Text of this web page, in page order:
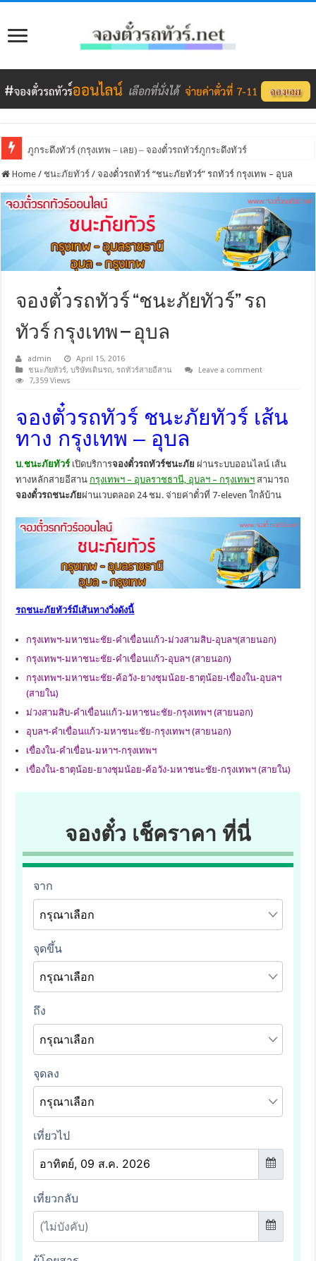
ภูกระดึงทัวร์ (กรุงเทพ – เลย) – จองตั๋วรถทัวร์ภูกระดึงทัวร์
Home / ชนะภัยทัวร์ / จองตั๋วรถทัวร์ “ชนะภัยทัวร์” รถทัวร์ กรุงเทพ – อุบล
จองตั๋วรถทัวร์ “ชนะภัยทัวร์” รถ
ทัวร์ กรุงเทพ – อุบล
admin
April 15, 2016
ชนะภัยทัวร์,บริษัทเดินรถ, รถทัวร์สายอีสาน
Leave a comment
7,359 Views
จองตั๋วรถทัวร์ ชนะภัยทัวร์ เส้น
ทาง กรุงเทพ – อุบล
บ.ชนะภัยทัวร์ เปิดบริการจองตั๋วรถทัวร์ชนะภัย ผ่านระบบออนไลน์ เส้น
ทางหลักสายอีสาน กรุงเทพฯ – อุบลราชธานี, อุบลฯ – กรุงเทพฯ สามารถ
จองตั๋วรถชนะภัยผ่านเวบตลอด 24 ชม. จ่ายค่าตั๋วที่ 7-eleven ใกล้บ้าน
รถชนะภัยทัวร์มีเส้นทางวิ่งดังนี้
กรุงเทพฯ-มหาชนะชัย-คำเขื่อนแก้ว-ม่วงสามสิบ-อุบลฯ(สายนอก)
กรุงเทพฯ-มหาชนะชัย-คำเขื่อนแก้ว-อุบลฯ (สายนอก)
กรุงเทพฯ-มหาชนะชัย-ค้อวัง-ยางชุมน้อย-ธาตุน้อย-เขื่องใน-อุบลฯ
(สายใน)
ม่วงสามสิบ-คำเขื่อนแก้ว-มหาชนะชัย-กรุงเทพฯ (สายนอก)
อุบลฯ-คำเขื่อนแก้ว-มหาชนะชัย-กรุงเทพฯ (สายนอก)
เขื่องใน-คำเขื่อน-มหาฯ-กรุงเทพฯ
เขื่องใน-ธาตุน้อย-ยางชุมน้อย-ค้อวัง-มหาชนะชัย-กรุงเทพฯ (สายใน)
จองตั๋ว เช็คราคา ที่นี่